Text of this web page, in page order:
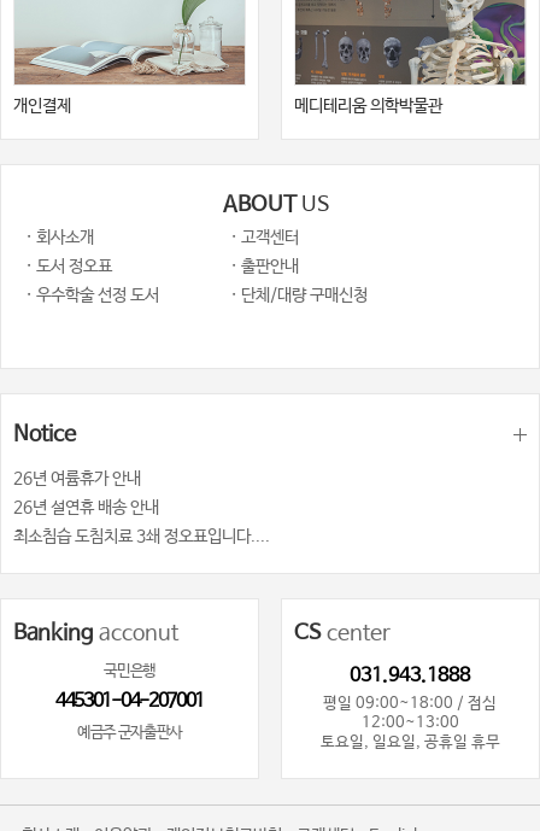
개인결제 메디테리움 의학박물관
ABOUT US
· 회사소개
· 고객센터
· 도서 정오표
· 출판안내
· 우수학술 선정 도서
· 단체/대량 구매신청
Notice
26년 여륨휴가 안내
26년 설연휴 배송 안내
최소침습 도침치료 3쇄 정오표입니다....
Banking acconut
국민은행
445301-04-207001
예금주 군자출판사
CScenter
031.943.1888
평일 09:00~18:00 / 점심
12:00~13:00
토요일, 일요일, 공휴일 휴무